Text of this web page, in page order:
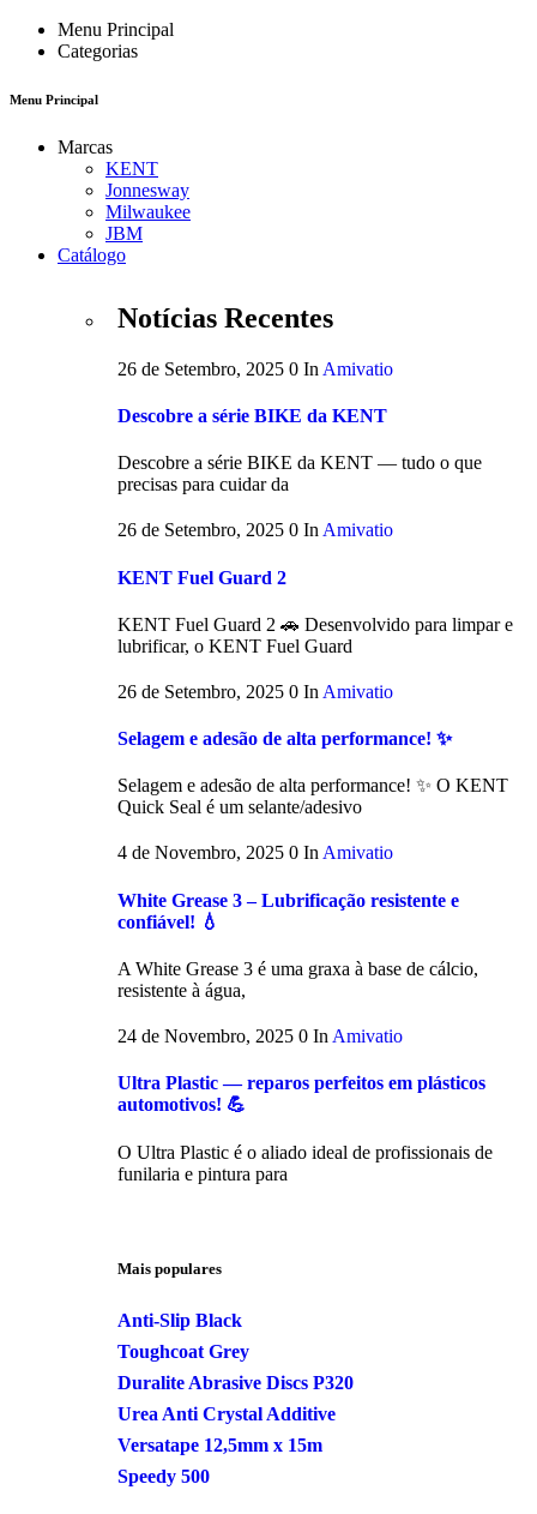
Menu Principal
Categorias
Menu Principal
Marcas
KENT
Jonnesway
Milwaukee
JBM
Catálogo
Notícias Recentes
26 de Setembro, 2025 0 In Amivatio
Descobre a série BIKE da KENT
Descobre a série BIKE da KENT — tudo o que
precisas para cuidar da
26 de Setembro, 2025 0 In Amivatio
KENT Fuel Guard 2
KENT Fuel Guard 2 🚗 Desenvolvido para limpar e
lubrificar, o KENT Fuel Guard
26 de Setembro, 2025 0 In Amivatio
Selagem e adesão de alta performance! ✨
Selagem e adesão de alta performance! ✨ O KENT
Quick Seal é um selante/adesivo
4 de Novembro, 2025 0 InAmivatio
White Grease 3 – Lubrificação resistente e
confiável! 💧
A White Grease 3 é uma graxa à base de cálcio,
resistente à água,
24 de Novembro, 2025 0 In Amivatio
Ultra Plastic — reparos perfeitos em plásticos
automotivos! 💪
O Ultra Plastic é o aliado ideal de profissionais de
funilaria e pintura para
Mais populares
Anti-Slip Black
Toughcoat Grey
Duralite Abrasive Discs P320
Urea Anti Crystal Additive
Versatape 12,5mm x 15m
Speedy 500